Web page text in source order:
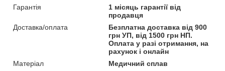
Гарантія
1 місяць гарантії від
продавця
Доставка/оплата
Безплатна доставка від 900
грн УП, від 1500 грн НП.
Оплата у разі отримання, на
рахунок і онлайн
Матеріал
Медичний сплав